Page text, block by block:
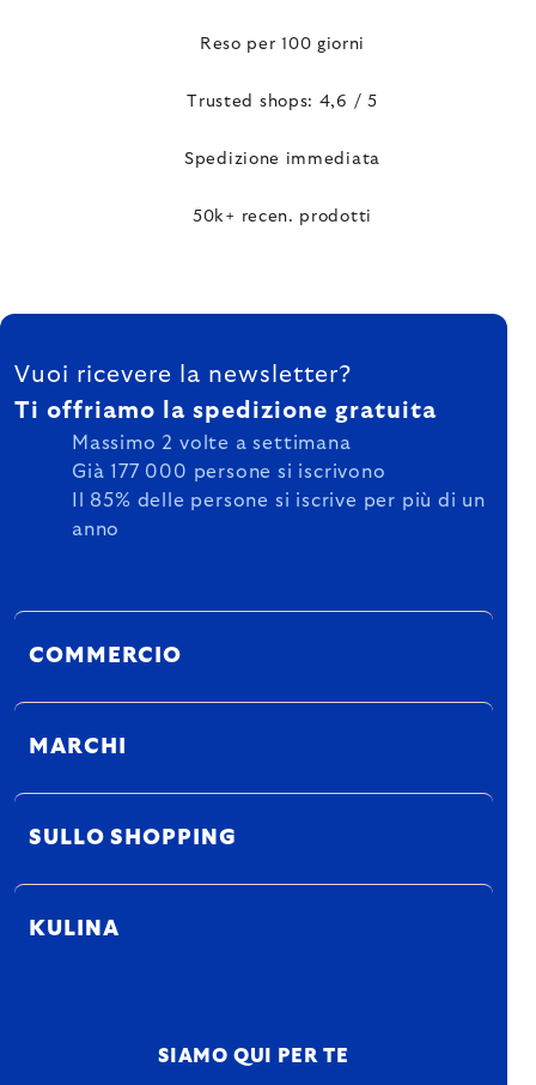
Reso per 100 giorni
Trusted shops: 4,6 / 5
Spedizione immediata
50k+ recen. prodotti
FOOTER
Vuoi ricevere la newsletter?
Ti offriamo la spedizione gratuita
Massimo 2 volte a settimana
Già 177 000 persone si iscrivono
Il 85% delle persone si iscrive per più di un
anno
COMMERCIO
MARCHI
SULLO SHOPPING
KULINA
SIAMO QUI PER TE